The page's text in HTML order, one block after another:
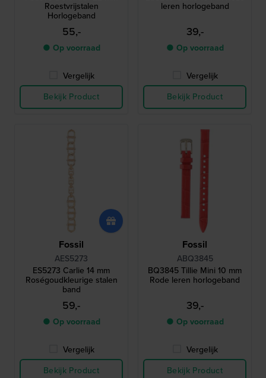
Roestvrijstalen
Horlogeband
55,-
● Op voorraad
Vergelijk
Bekijk Product
leren horlogeband
39,-
● Op voorraad
Vergelijk
Bekijk Product
Fossil
AES5273
ES5273 Carlie 14 mm
Roségoudkleurige stalen
band
59,-
● Op voorraad
Vergelijk
Bekijk Product
Fossil
ABQ3845
BQ3845 Tillie Mini 10 mm
Rode leren horlogeband
39,-
● Op voorraad
Vergelijk
Bekijk Product